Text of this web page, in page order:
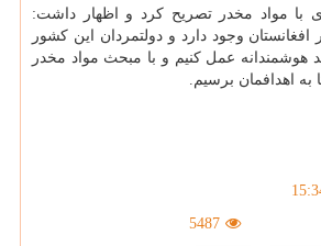
با مواد مخدر تصریح كرد و اظهار داشت:
افغانستان وجود دارد و دولتمردان این كشور
هوشمندانه عمل كنیم و با مبحث مواد مخدر
به اهدافمان برسیم.
5487